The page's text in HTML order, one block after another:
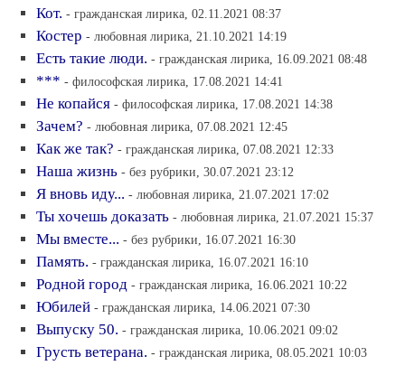
Кот. - гражданская лирика, 02.11.2021 08:37
Костер - любовная лирика, 21.10.2021 14:19
Есть такие люди. - гражданская лирика, 16.09.2021 08:48
*** - философская лирика, 17.08.2021 14:41
Не копайся - философская лирика, 17.08.2021 14:38
Зачем? - любовная лирика, 07.08.2021 12:45
Как же так? - гражданская лирика, 07.08.2021 12:33
Наша жизнь - без рубрики, 30.07.2021 23:12
Я вновь иду... - любовная лирика, 21.07.2021 17:02
Ты хочешь доказать - любовная лирика, 21.07.2021 15:37
Мы вместе... - без рубрики, 16.07.2021 16:30
Память. - гражданская лирика, 16.07.2021 16:10
Родной город - гражданская лирика, 16.06.2021 10:22
Юбилей - гражданская лирика, 14.06.2021 07:30
Выпуску 50. - гражданская лирика, 10.06.2021 09:02
Грусть ветерана. - гражданская лирика, 08.05.2021 10:03